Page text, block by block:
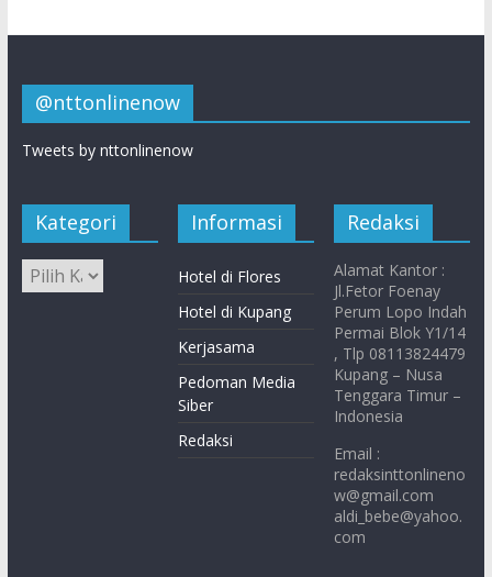
@nttonlinenow
Tweets by nttonlinenow
Kategori Informasi
Hotel di Flores
Hotel di Kupang
Kerjasama
Pedoman Media
Siber
Redaksi
Redaksi
Alamat Kantor :
Jl.Fetor Foenay
Perum Lopo Indah
Permai Blok Y1/14
, Tlp 08113824479
Kupang – Nusa
Tenggara Timur –
Indonesia
Email :
redaksinttonlineno
w@gmail.com
aldi_bebe@yahoo.
com